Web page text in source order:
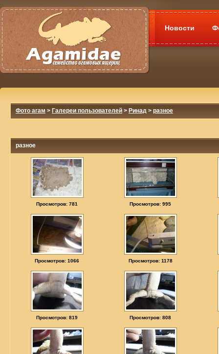
Новости
Фото агам > Галереи пользователей > Ринад > разное
разное
Просмотров: 781 Просмотров: 995
Просмотров: 1066 Просмотров: 1178
Просмотров: 819 Просмотров: 808